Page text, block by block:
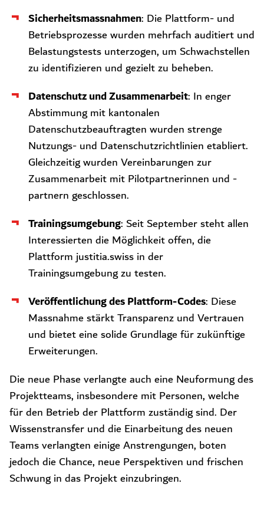
Sicherheitsmassnahmen: Die Plattform- und
Betriebsprozesse wurden mehrfach auditiert und
Belastungstests unterzogen, um Schwachstellen
zu identifizieren und gezielt zu beheben.
Datenschutz und Zusammenarbeit: In enger
Abstimmung mit kantonalen
Datenschutzbeauftragten wurden strenge
Nutzungs- und Datenschutzrichtlinien etabliert.
Gleichzeitig wurden Vereinbarungen zur
Zusammenarbeit mit Pilotpartnerinnen und -
partnern geschlossen.
Trainingsumgebung: Seit September steht allen
Interessierten die Möglichkeit offen, die
Plattform justitia.swiss in der
Trainingsumgebung zu testen.
Veröffentlichung des Plattform-Codes: Diese
Massnahme stärkt Transparenz und Vertrauen
und bietet eine solide Grundlage für zukünftige
Erweiterungen.
Die neue Phase verlangte auch eine Neuformung des
Projektteams, insbesondere mit Personen, welche
für den Betrieb der Plattform zuständig sind. Der
Wissenstransfer und die Einarbeitung des neuen
Teams verlangten einige Anstrengungen, boten
jedoch die Chance, neue Perspektiven und frischen
Schwung in das Projekt einzubringen.